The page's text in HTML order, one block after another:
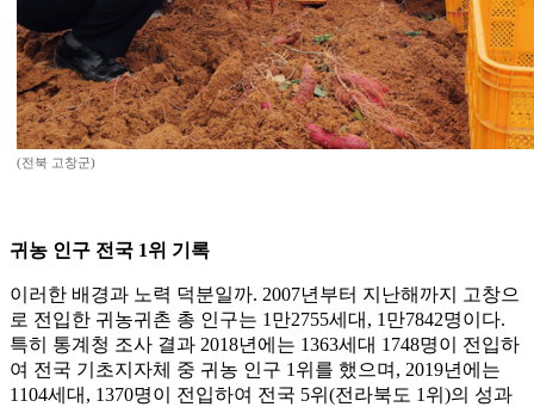
(전북 고창군)
귀농 인구 전국 1위 기록
이러한 배경과 노력 덕분일까. 2007년부터 지난해까지 고창으
로 전입한 귀농귀촌 총 인구는 1만2755세대, 1만7842명이다.
특히 통계청 조사 결과 2018년에는 1363세대 1748명이 전입하
여 전국 기초지자체 중 귀농 인구 1위를 했으며, 2019년에는
1104세대, 1370명이 전입하여 전국 5위(전라북도 1위)의 성과